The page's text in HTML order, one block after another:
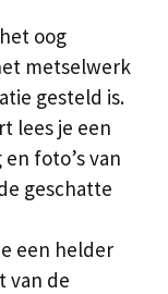
oog
metselwerk
gesteld is.
lees je een
foto’s van
geschatte
een helder
van de